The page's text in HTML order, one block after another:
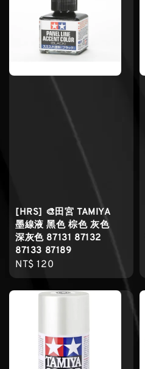
[HRS] 🎨田宮 TAMIYA
墨線液 黑色 棕色 灰色
深灰色 87131 87132
87133 87189
Regular
price
NT$ 120